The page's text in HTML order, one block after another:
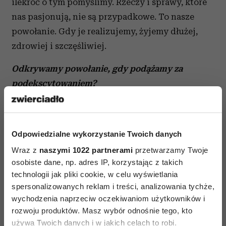
Odpowiedzialne wykorzystanie Twoich danych
Wraz z naszymi 1022 partnerami przetwarzamy Twoje
osobiste dane, np. adres IP, korzystając z takich
technologii jak pliki cookie, w celu wyświetlania
spersonalizowanych reklam i treści, analizowania tychże,
wychodzenia naprzeciw oczekiwaniom użytkowników i
rozwoju produktów. Masz wybór odnośnie tego, kto
używa Twoich danych i w jakich celach to robi.
ilekroć o tym pomyślimy. Rzeczy i sprawy, które
nas pasjonują, nie są przypadkowe. To nasze
powołanie. Gdy je realizujemy, żyjemy dłużej,
zdrowiej i szczęśliwiej.
Odkrywamy powołanie, gdy podążamy za
podekscytowaniem?
Najlepszy i najprostszy sposób to wypisanie
do głowy. Wypisanie daje jasność, które z nich są
naprawdę nasze. Te nasze angażują uczucia,
rezonujemy z nimi. Resztę możemy skreślić –
wydawało się, że są dla nas ważne. Pracowałem
niedawno z kobietą, która, wypisując cele,
uświadomiła sobie, że o domu nad morzem
marzyła 20 lat temu, a teraz marzy o tym, aby…